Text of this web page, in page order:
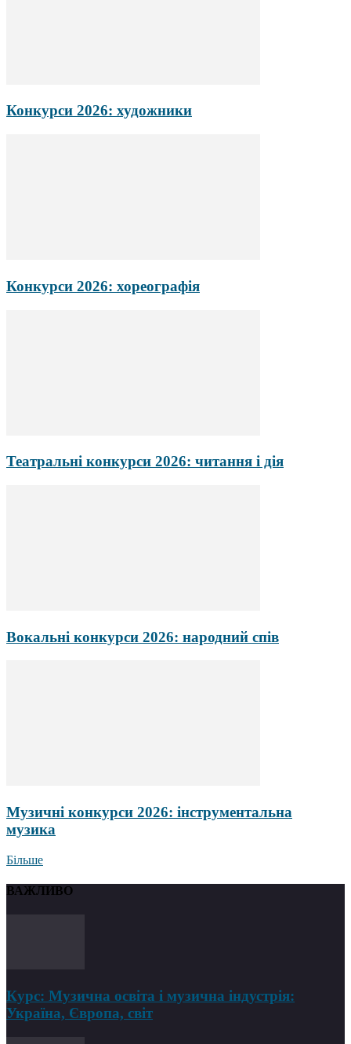
Конкурси 2026: художники
Конкурси 2026: хореографія
Театральні конкурси 2026: читання і дія
Вокальні конкурси 2026: народний спів
Музичні конкурси 2026: інструментальна
музика
Більше
ВАЖЛИВО
Курс: Музична освіта і музична індустрія:
Україна, Європа, світ